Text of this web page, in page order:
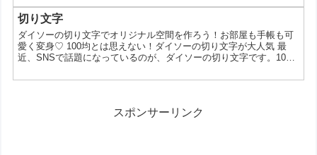
ッズとしても大活躍すると話題になっているんです。え、100均の
ビーカーってそんなに使えるの？と疑問に思った方もいるかもしれ
ません。そこで今回は、ダイソーのミニビーカーの魅力を徹底的に
解説していきます。 ダイソーのミニビーカーが人気の...
切り文字
ダイソーの切り文字でオリジナル空間を作ろう！お部屋も手帳も可
愛く変身♡ 100均とは思えない！ダイソーの切り文字が大人気 最
近、SNSで話題になっているのが、ダイソーの切り文字です。100
きや手芸好きの間で人気を集めています。今回は、ダイソーの切り
は、以下の理由が考えられます。 種類が豊富: ア...
スポンサーリンク